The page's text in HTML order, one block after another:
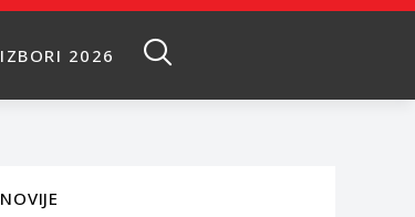
IZBORI 2026